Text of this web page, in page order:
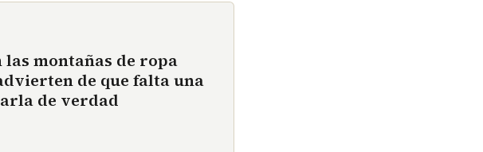
montañas de ropa
de que falta una
de verdad